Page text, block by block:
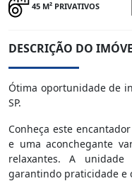
45 M² PRIVATIVOS
DESCRIÇÃO DO
Ótima oportunidade de
SP.
Conheça este
e uma aconchegante
relaxantes. A
garantindo praticidade e